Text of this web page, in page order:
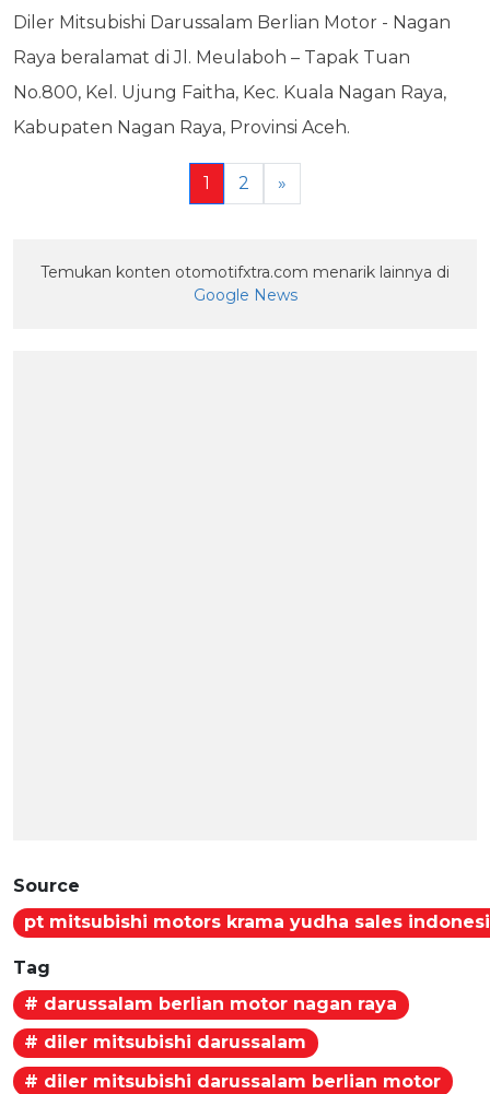
Diler Mitsubishi Darussalam Berlian Motor - Nagan
Raya beralamat di Jl. Meulaboh – Tapak Tuan
No.800, Kel. Ujung Faitha, Kec. Kuala Nagan Raya,
Kabupaten Nagan Raya, Provinsi Aceh.
1 2 »
Temukan konten otomotifxtra.com menarik lainnya di
Google News
Source
pt mitsubishi motors krama yudha sales
Tag
# darussalam berlian motor nagan raya
# diler mitsubishi darussalam
# diler mitsubishi darussalam berlian motor